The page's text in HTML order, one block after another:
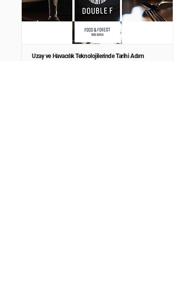
Uzay ve Havacılık Teknolojilerinde Tarihi Adım